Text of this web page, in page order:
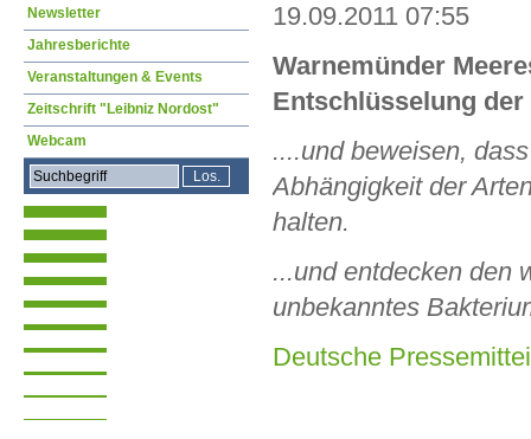
19.09.2011 07:55
Warnemünder
Entschlüsselung
....und beweisen,
Abhängigkeit der
halten.
...und entdecken den
unbekanntes
Deutsche
Newsletter
Jahresberichte
Veranstaltungen & Events
Zeitschrift "Leibniz Nordost"
Webcam